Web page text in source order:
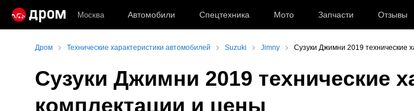
Москва Автомобили Спецтехника Мото Запчасти Отзывы
Дром Технические характеристики автомобилей Suzuki Jimny Сузуки Джимни 2019 технические
Сузуки Джимни 2019 технические
комплектации и цены